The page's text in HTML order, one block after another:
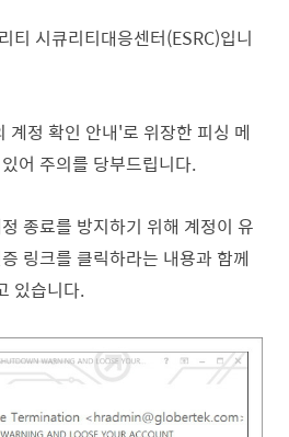
티 시큐리티대응센터(ESRC)입니
계정 확인 안내'로 위장한 피싱 메
어 주의를 당부드립니다.
종료를 방지하기 위해 계정이 유
링크를 클릭하라는 내용과 함께
있습니다.